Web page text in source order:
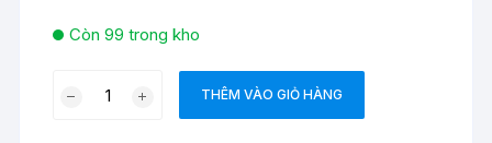
Còn 99 trong kho
THÊM VÀO GIỎ HÀNG